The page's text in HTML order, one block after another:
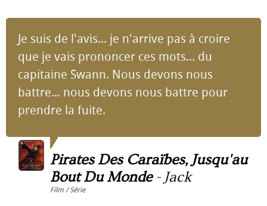
Je suis de l'avis... je n'arrive pas à croire
que je vais prononcer ces mots... du
capitaine Swann. Nous devons nous
battre... nous devons nous battre pour
prendre la fuite.
Pirates Des Caraïbes, Jusqu'au
Bout Du Monde- Jack
Film / Série